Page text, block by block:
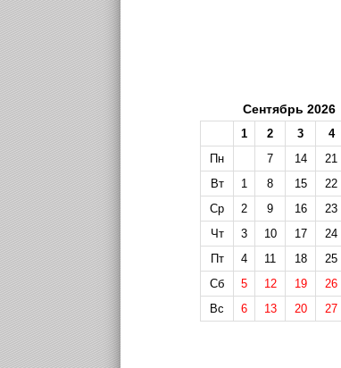
Сентябрь 2026
1 2 3 4
Пн
7 14 21
Вт
1 8 15 22
Ср
2 9 16 23
Чт
3 10 17
24
Пт
4 11 18
25
Сб
5 12 19
26
Вс
6 13 20 27